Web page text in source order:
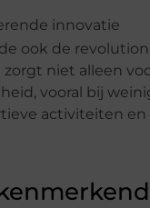
innovatie
ook de
niet alleen
vooral bij
activiteiten en